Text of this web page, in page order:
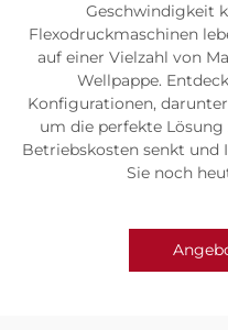
Geschwindigkeit
Flexodruckmaschinen
auf einer Vielzahl von
Wellpappe.
Konfigurationen,
um die perfekte
Betriebskosten senkt und
Sie noch